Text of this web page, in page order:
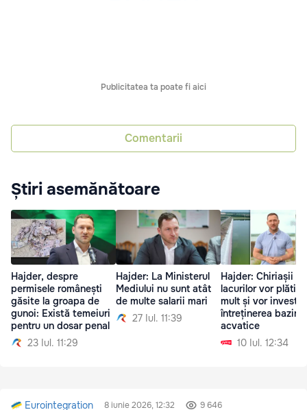
Publicitatea ta poate fi aici
Comentarii
Știri asemănătoare
Hajder, despre
permisele românești
găsite la groapa de
gunoi: Există temeiuri
pentru un dosar penal
23 Iul. 11:29
Hajder: La Ministerul
Mediului nu sunt atât
de multe salarii mari
27 Iul. 11:39
Hajder: Chiriașii
lacurilor vor plăti
mult și vor investi
întreținerea
acvatice
10 Iul. 12:34
Eurointegration 8 iunie 2026, 12:32 9 646